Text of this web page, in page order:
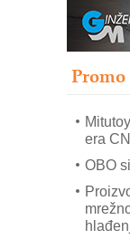
IB
Art
era
OBO